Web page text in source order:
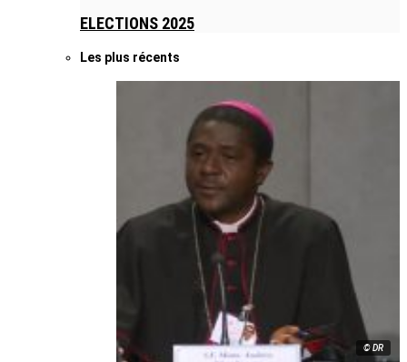
ELECTIONS 2025
Les plus récents
© DR